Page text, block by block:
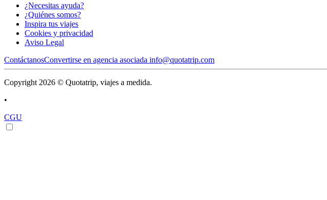
¿Necesitas ayuda?
¿Quiénes somos?
Inspira tus viajes
Cookies y privacidad
Aviso Legal
ContáctanosConvertirse en agencia asociada info@quotatrip.com
Copyright 2026 © Quotatrip, viajes a medida.
•
CGU